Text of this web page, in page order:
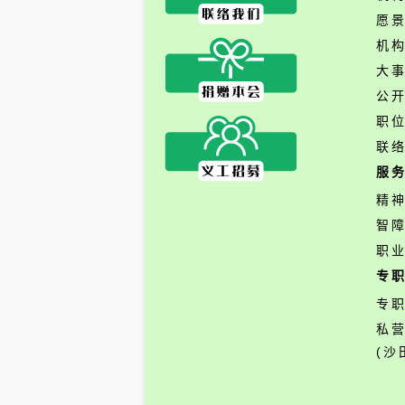
愿
机
大
公
职
联
服
精
智
职
专
专
私
(沙